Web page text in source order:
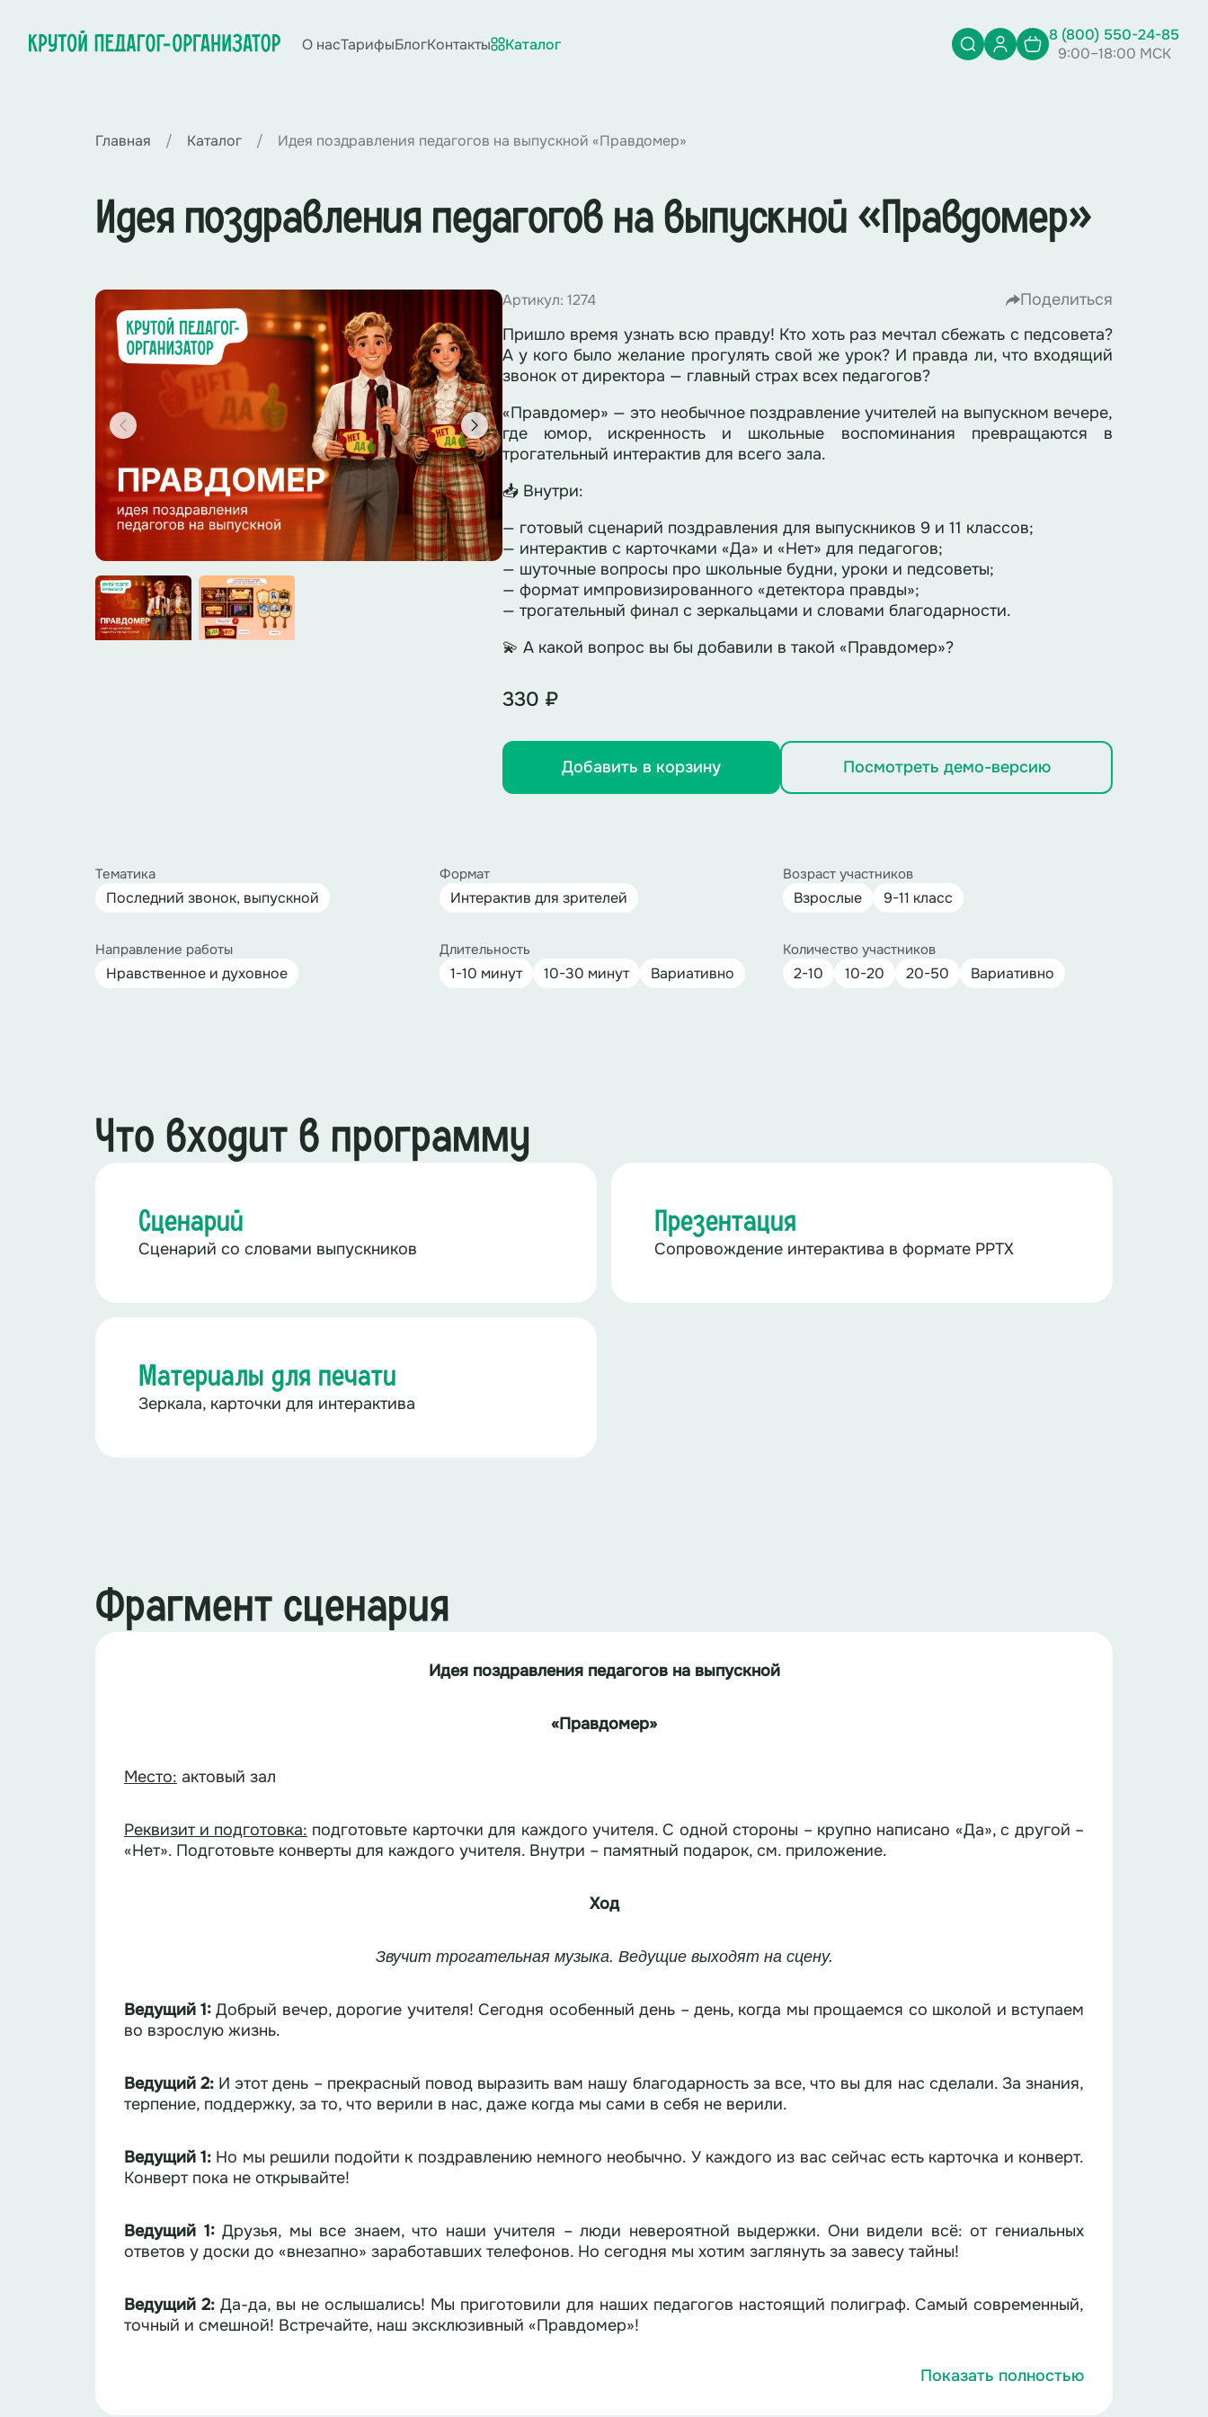
О насТарифыБлогКонтакты Каталог
8 (800) 550-24-85
9:00–18:00 МСК
Главная Каталог Идея поздравления педагогов на выпускной «Правдомер»
Идея поздравления педагогов на выпускной «Правдомер»
Артикул: 1274
Поделиться
Пришло время узнать всю правду! Кто хоть раз мечтал сбежать с педсовета?
А у кого было желание прогулять свой же урок? И правда ли, что входящий
звонок от директора — главный страх всех педагогов?
«Правдомер» — это необычное поздравление учителей на выпускном вечере,
где юмор, искренность и школьные воспоминания превращаются в
трогательный интерактив для всего зала.
📥 Внутри:
— готовый сценарий поздравления для выпускников 9 и 11 классов;
— интерактив с карточками «Да» и «Нет» для педагогов;
— шуточные вопросы про школьные будни, уроки и педсоветы;
— формат импровизированного «детектора правды»;
— трогательный финал с зеркальцами и словами благодарности.
💫 А какой вопрос вы бы добавили в такой «Правдомер»?
330 ₽
Добавить в корзину Посмотреть демо-версию
Тематика
Последний звонок, выпускной
Формат
Интерактив для зрителей
Возраст участников
Взрослые 9-11 класс
Направление работы
Нравственное и духовное
Длительность
1-10 минут 10-30 минут Вариативно
Количество участников
2-10 10-20 20-50 Вариативно
Что входит в программу
Сценарий
Сценарий со словами выпускников
Презентация
Сопровождение интерактива в формате PPTX
Материалы для печати
Зеркала, карточки для интерактива
Фрагмент сценария
Идея поздравления педагогов на выпускной
«Правдомер»
Место: актовый зал
Реквизит и подготовка: подготовьте карточки для каждого учителя. С одной стороны – крупно написано «Да», с другой –
«Нет». Подготовьте конверты для каждого учителя. Внутри – памятный подарок, см. приложение.
Ход
Звучит трогательная музыка. Ведущие выходят на сцену.
Ведущий 1: Добрый вечер, дорогие учителя! Сегодня особенный день – день, когда мы прощаемся со школой и вступаем
во взрослую жизнь.
Ведущий 2: И этот день – прекрасный повод выразить вам нашу благодарность за все, что вы для нас сделали. За знания,
терпение, поддержку, за то, что верили в нас, даже когда мы сами в себя не верили.
Ведущий 1: Но мы решили подойти к поздравлению немного необычно. У каждого из вас сейчас есть карточка и конверт.
Конверт пока не открывайте!
Ведущий 1: Друзья, мы все знаем, что наши учителя – люди невероятной выдержки. Они видели всё: от гениальных
ответов у доски до «внезапно» заработавших телефонов. Но сегодня мы хотим заглянуть за завесу тайны!
Ведущий 2: Да-да, вы не ослышались! Мы приготовили для наших педагогов настоящий полиграф. Самый современный,
точный и смешной! Встречайте, наш эксклюзивный «Правдомер»!
Правила просты. Мы задаём каверзные вопросы. А наши уважаемые учителя отвечают на них честно. Ну, или
Показать полностью